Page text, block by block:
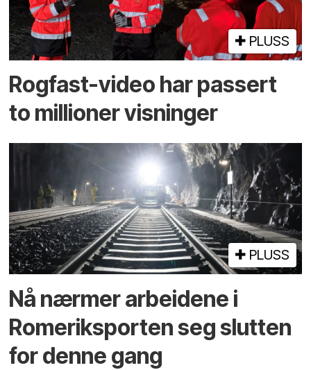
PLUSS
Rogfast-video har passert
to millioner visninger
PLUSS
Nå nærmer arbeidene i
Romeriksporten seg slutten
for denne gang